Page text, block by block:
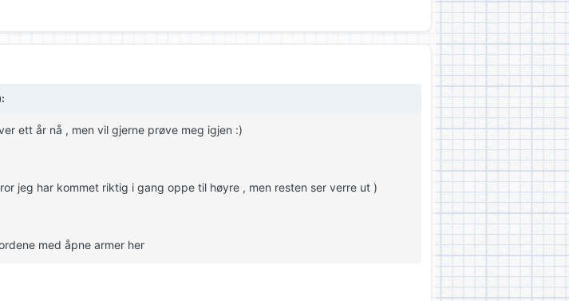
ett år nå , men vil gjerne prøve meg igjen :)
jeg har kommet riktig i gang oppe til høyre , men resten ser verre ut )
med åpne armer her